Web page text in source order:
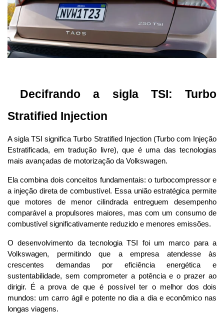
Decifrando a sigla TSI: Turbo
Stratified Injection
A sigla TSI significa Turbo Stratified Injection (Turbo com Injeção
Estratificada, em tradução livre), que é uma das tecnologias
mais avançadas de motorização da Volkswagen.
Ela combina dois conceitos fundamentais: o turbocompressor e
a injeção direta de combustível. Essa união estratégica permite
que motores de menor cilindrada entreguem desempenho
comparável a propulsores maiores, mas com um consumo de
combustível significativamente reduzido e menores emissões.
O desenvolvimento da tecnologia TSI foi um marco para a
Volkswagen, permitindo que a empresa atendesse às
crescentes demandas por eficiência energética e
sustentabilidade, sem comprometer a potência e o prazer ao
dirigir. É a prova de que é possível ter o melhor dos dois
mundos: um carro ágil e potente no dia a dia e econômico nas
longas viagens.